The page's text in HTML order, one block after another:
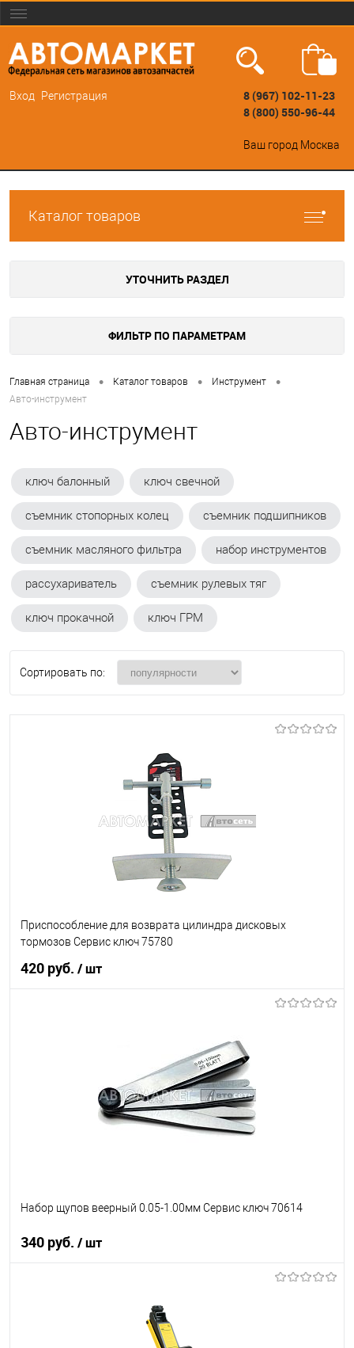
Вход Регистрация
8 (967) 102-11-23
8 (800) 550-96-44
Ваш город Москва
Каталог товаров
УТОЧНИТЬ РАЗДЕЛ
ФИЛЬТР ПО ПАРАМЕТРАМ
Главная страница • Каталог товаров • Инструмент •
Авто-инструмент
Авто-инструмент
ключ балонный ключ свечной
съемник стопорных колец съемник подшипников
съемник масляного фильтра набор инструментов
рассухариватель съемник рулевых тяг
ключ прокачной ключ ГРМ
Сортировать по:
Приспособление для возврата цилиндра дисковых
тормозов Сервис ключ 75780
420 руб. / шт
В наличии
Набор щупов веерный 0.05-1.00мм Сервис ключ 70614
340 руб. / шт